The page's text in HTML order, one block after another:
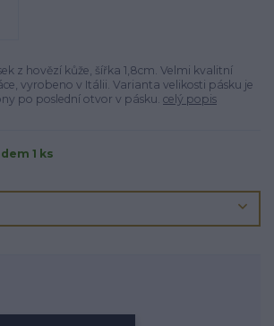
z hovězí kůže, šířka 1,8cm. Velmi kvalitní
vyrobeno v Itálii. Varianta velikosti pásku je
po poslední otvor v pásku. celý popis
1 ks